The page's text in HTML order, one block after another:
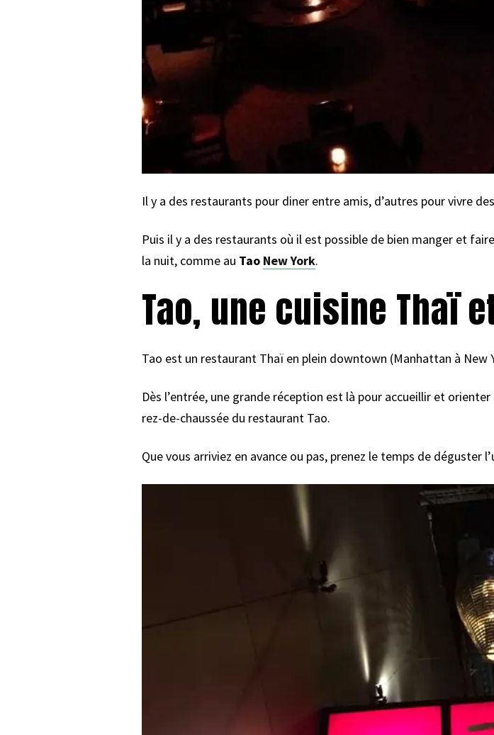
Il y a des restaurants pour diner entre amis, d’autres pour vivre
Puis il y a des restaurants où il est possible de bien manger et
la nuit, comme au Tao New York.
Tao, une cuisine Thaï
Tao est un restaurant Thaï en plein downtown (Manhattan à New
Dès l’entrée, une grande réception est là pour accueillir et
rez-de-chaussée du restaurant Tao.
Que vous arriviez en avance ou pas, prenez le temps de déguster